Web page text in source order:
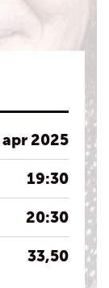
2025
19:30
20:30
33,50